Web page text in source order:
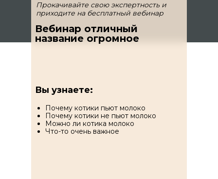
Вебинар отличный
название огромное
Прокачивайте свою экспертность и
приходите на бесплатный вебинар
Вы узнаете:
Почему котики пьют молоко
Почему котики не пьют молоко
Можно ли котика молоко
Что-то очень важное